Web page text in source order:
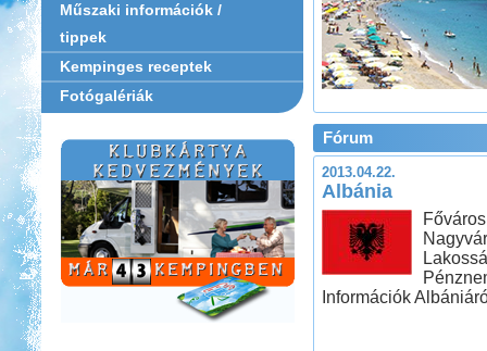
Műszaki információk /
tippek
Kempinges receptek
Fotógalériák
Fórum
2013.04.22.
Albánia
Információk